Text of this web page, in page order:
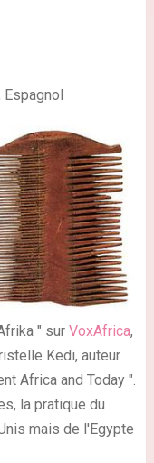
Espagnol
" sur VoxAfrica,
Kedi, auteur
Africa and Today ".
la pratique du
mais de l'Egypte